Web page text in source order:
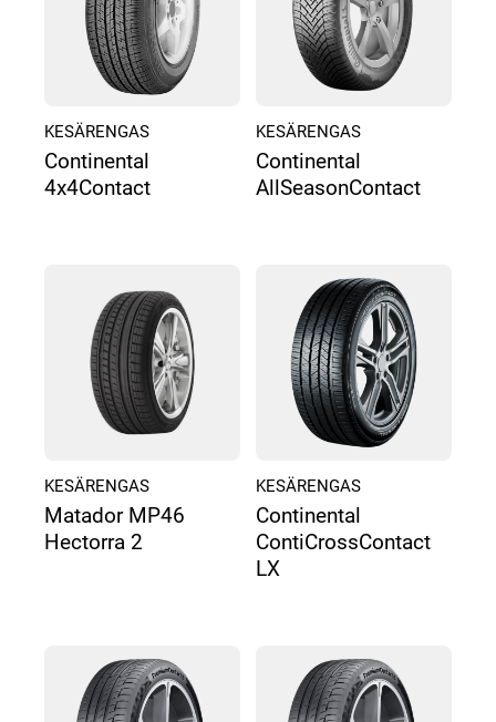
KESÄRENGAS
Continental
4x4Contact
KESÄRENGAS
Continental
AllSeasonContact
KESÄRENGAS
Matador MP46
Hectorra 2
KESÄRENGAS
Continental
ContiCrossContact
LX